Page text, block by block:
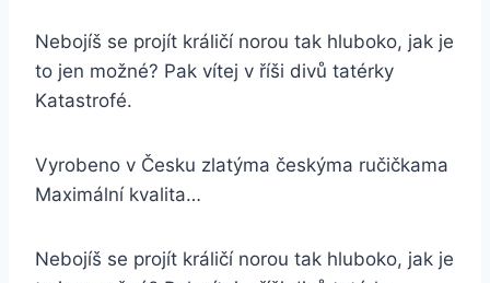
Nebojíš se projít králičí norou tak hluboko, jak je
to jen možné? Pak vítej v říši divů tatérky
Katastrofé.
Vyrobeno v Česku zlatýma českýma ručičkama
Maximální kvalita…
Nebojíš se projít králičí norou tak hluboko, jak je